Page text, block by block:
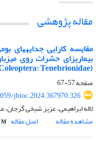
مقاله پژوهشی
مقایسه کارایی جدایههای
Tenebrionidae)
صفحه57-67
jbioc.2024.367970.326
لاله ابراهیمی، عزیز شیخی گرجان،
مشاهده مقاله
اصل مقاله